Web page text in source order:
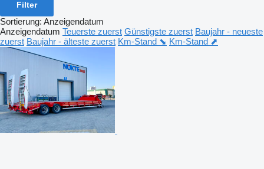
Filter
Sortierung: Anzeigendatum
Anzeigendatum Teuerste zuerst Günstigste zuerst Baujahr - neueste
zuerst Baujahr - älteste zuerst Km-Stand ⬊ Km-Stand ⬈